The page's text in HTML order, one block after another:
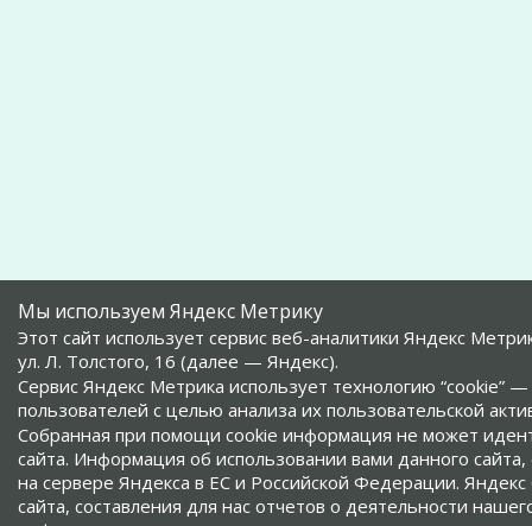
Мы используем Яндекс Метрику
Этот сайт использует сервис веб-аналитики Яндекс
ул. Л. Толстого, 16 (далее — Яндекс).
Сервис Яндекс Метрика использует технологию
пользователей с целью анализа их пользовательской
Собранная при помощи cookie информация не может
сайта. Информация об использовании вами данного
на сервере Яндекса в ЕС и Российской Федерации.
сайта, составления для нас отчетов о деятельности